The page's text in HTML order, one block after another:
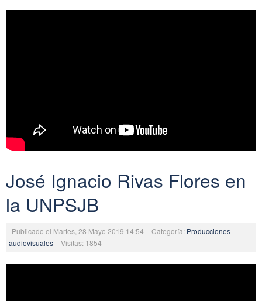
José Ignacio Rivas Flores en
la UNPSJB
Publicado el Martes, 28 Mayo 2019 14:54 Categoría: Producciones
audiovisuales
Visitas: 1854